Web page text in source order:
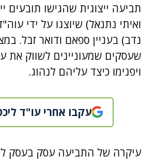
תביעה ייצוגית שהגישו תובעים
ואיתי נתנאל) שיוצגו על ידי
נדב) בעניין ספאם ודואר זבל.
שעסקים שמעוניינים לשווק את
ויפנימו כיצד עליהם לנהוג.
עקבו אחרי עו"ד
עיקרה של התביעה עסק בעסק